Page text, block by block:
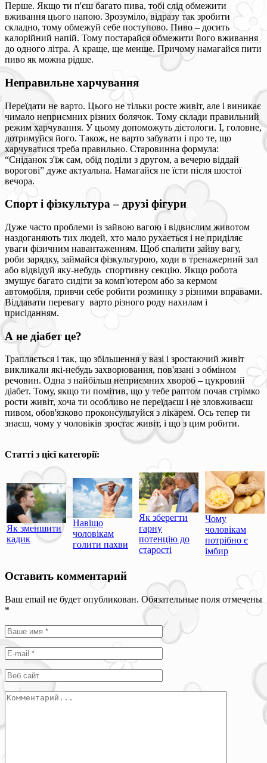
Перше. Якщо ти п'єш багато пива, тобі слід обмежити
вживання цього напою. Зрозуміло, відразу так зробити
складно, тому обмежуй себе поступово. Пиво – досить
калорійний напій. Тому постарайся обмежити його вживання
до одного літра. А краще, ще менше. Причому намагайся пити
пиво як можна рідше.
Неправильне харчування
Переїдати не варто. Цього не тільки росте живіт, але і виникає
чимало неприємних різних болячок. Тому склади правильний
режим харчування. У цьому допоможуть дієтологи. І, головне,
дотримуйся його. Також, не варто забувати і про те, що
харчуватися треба правильно. Старовинна формула:
“Сніданок з'їж сам, обід поділи з другом, а вечерю віддай
ворогові” дуже актуальна. Намагайся не їсти після шостої
вечора.
Спорт і фізкультура – друзі фігури
Дуже часто проблеми із зайвою вагою і відвислим животом
наздоганяють тих людей, хто мало рухається і не приділяє
уваги фізичним навантаженням. Щоб спалити зайву вагу,
роби зарядку, займайся фізкультурою, ходи в тренажерний зал
або відвідуй яку-небудь спортивну секцію. Якщо робота
змушує багато сидіти за комп'ютером або за кермом
автомобіля, привчи себе робити розминку з різними вправами.
Віддавати перевагу варто різного роду нахилам і
присіданням.
А не діабет це?
Трапляється і так, що збільшення у вазі і зростаючий живіт
викликали які-небудь захворювання, пов'язані з обміном
речовин. Одна з найбільш неприємних хвороб – цукровий
діабет. Тому, якщо ти помітив, що у тебе раптом почав стрімко
рости живіт, хоча ти особливо не переїдаєш і не зловживаєш
пивом, обов'язково проконсультуйся з лікарем. Ось тепер ти
знаєш, чому у чоловіків зростає живіт, і що з цим робити.
Статті з цієї категорії:
Як зменшити
кадик
Навіщо
чоловікам
голити пахви
Як зберегти
гарну
потенцію до
старості
Чому
чоловікам
потрібно є
імбир
Оставить комментарий
Ваш email не будет опубликован. Обязательные поля отмечены
*